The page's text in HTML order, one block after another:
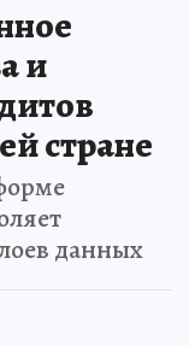
и
стране
данных